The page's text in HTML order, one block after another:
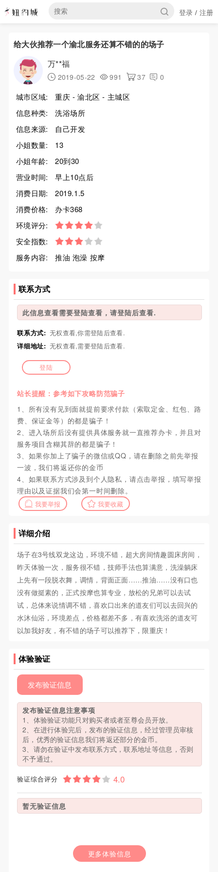
登录 / 注册
给大伙推荐一个渝北服务还算不错的的场子
万**福
2019-05-22 991 37 0
城市区域:
重庆 - 渝北区 - 主城区
信息种类:
洗浴场所
信息来源:
自己开发
小姐数量:
13
小姐年龄:
20到30
营业时间:
早上10点后
消费日期:
2019.1.5
消费价格:
办卡368
环境评分:
安全指数:
服务内容:
推油 泡澡 按摩
联系方式
此信息查看需要登陆查看，请登陆后查看.
联系方式: 无权查看,你需登陆后查看.
详细地址: 无权查看,需要登陆后查看.
登陆
站长提醒：参考如下攻略防范骗子
1、所有没有见到面就提前要求付款（索取定金、红包、路
费、保证金等）的都是骗子！
2、进入场所后没有提供具体服务就一直推荐办卡，并且对
服务项目含糊其辞的都是骗子！
3、如果你加上了骗子的微信或QQ，请在删除之前先举报
一波，我们将返还你的金币
4、如果联系方式涉及到个人隐私，请点击举报，填写举报
理由以及证据我们会第一时间删除。
我要举报 我要收藏
详细介绍
场子在3号线双龙这边，环境不错，超大房间情趣圆床房间，
昨天体验一次，服务很不错，技师手法也算满意，洗澡躺床
上先有一段脱衣舞，调情，背面正面……推油……没有口也
没有做挺素的，正式按摩也算专业，放松的兄弟可以去试
试，总体来说情调不错，喜欢口出来的道友们可以去回兴的
水沐仙浴，环境差点，价格都差不多，有喜欢洗浴的道友可
以加我好友，有不错的场子可以推荐下，限重庆！
体验验证
发布验证信息
发布验证信息注意事项
1、体验验证功能只对购买者或者至尊会员开放。
2、在进行体验完后，发布的验证信息，经过管理员审核
后，优秀的验证信息我们将返还部分的金币。
3、请勿在验证中发布联系方式，联系地址等信息，否则
不予通过。
验证综合评分
暂无验证信息
更多体验信息